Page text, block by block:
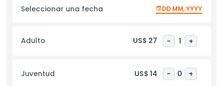
General George Washington realizó estrategias durante la
guerra. Aprende las historias personales de soldados, líderes
consecución de la independencia. Desde galerías
detalladas hasta actividades prácticas, cada rincón ofrece
revolucionario. El Museo también sirve como un punto de
partida perfecto para explorar las muchas atracciones
Seleccionar una fecha DD MM, YYYY
Adulto US$ 27 - 1 +
Juventud US$ 14 - 0 +